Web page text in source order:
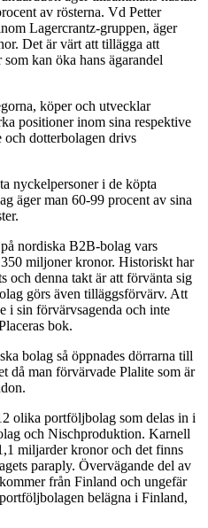
av rösterna. Vd Petter
Lagercrantz-gruppen, äger
Det är värt att tillägga att
kan öka hans ägarandel
köper och utvecklar
positioner inom sina respektive
och dotterbolagen drivs
nyckelpersoner i de köpta
äger man 60-99 procent av sina
nordiska B2B-bolag vars
miljoner kronor. Historiskt har
och denna takt är att förvänta sig
görs även tilläggsförvärv. Att
i sin förvärvsagenda och inte
bok.
bolag så öppnades dörrarna till
då man förvärvade Plalite som är
olika portföljbolag som delas in i
och Nischproduktion. Karnell
miljarder kronor och det finns
paraply. Övervägande del av
från Finland och ungefär
belägna i Finland,